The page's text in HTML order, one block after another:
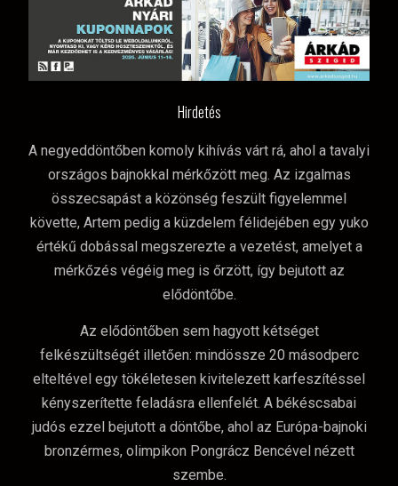
Hirdetés
A negyeddöntőben komoly kihívás várt rá, ahol a tavalyi
országos bajnokkal mérkőzött meg. Az izgalmas
összecsapást a közönség feszült figyelemmel
követte, Artem pedig a küzdelem félidejében egy yuko
értékű dobással megszerezte a vezetést, amelyet a
mérkőzés végéig meg is őrzött, így bejutott az
elődöntőbe.
Az elődöntőben sem hagyott kétséget
felkészültségét illetően: mindössze 20 másodperc
elteltével egy tökéletesen kivitelezett karfeszítéssel
kényszerítette feladásra ellenfelét. A békéscsabai
judós ezzel bejutott a döntőbe, ahol az Európa-bajnoki
bronzérmes, olimpikon Pongrácz Bencével nézett
szembe.